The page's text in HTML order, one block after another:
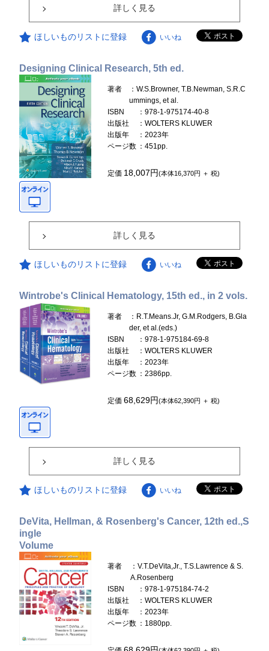
詳しく見る
ほしいものリストに登録 いいね
Designing Clinical Research, 5th ed.
著者
：W.S.Browner, T.B.Newman, S.R.C
ummings, et al.
ISBN
：978-1-975174-40-8
出版社
：WOLTERS KLUWER
出版年
：2023年
ページ数 ：451pp.
定価 18,007円(本体16,370円 ＋ 税)
詳しく見る
ほしいものリストに登録 いいね
Wintrobe's Clinical Hematology, 15th ed., in 2 vols.
著者
：R.T.Means.Jr, G.M.Rodgers, B.Gla
der, et al.(eds.)
ISBN
：978-1-975184-69-8
出版社
：WOLTERS KLUWER
出版年
：2023年
ページ数 ：2386pp.
定価68,629円(本体62,390円 ＋ 税)
詳しく見る
ほしいものリストに登録 いいね
DeVita, Hellman, & Rosenberg's Cancer, 12th ed.,S
ingle
Volume
著者
：V.T.DeVita,Jr., T.S.Lawrence & S.
A.Rosenberg
ISBN
：978-1-975184-74-2
出版社
：WOLTERS KLUWER
出版年
：2023年
ページ数 ：1880pp.